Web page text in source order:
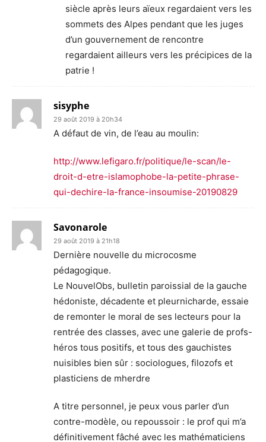
siècle après leurs aïeux regardaient vers les
sommets des Alpes pendant que les juges
d’un gouvernement de rencontre
regardaient ailleurs vers les précipices de la
patrie !
sisyphe
29 août 2019 à 20h34
A défaut de vin, de l’eau au moulin:
http://www.lefigaro.fr/politique/le-scan/le-
droit-d-etre-islamophobe-la-petite-phrase-
qui-dechire-la-france-insoumise-20190829
Savonarole
29 août 2019 à 21h18
Dernière nouvelle du microcosme
pédagogique.
Le NouvelObs, bulletin paroissial de la gauche
hédoniste, décadente et pleurnicharde, essaie
de remonter le moral de ses lecteurs pour la
rentrée des classes, avec une galerie de profs-
héros tous positifs, et tous des gauchistes
nuisibles bien sûr : sociologues, filozofs et
plasticiens de mherdre
A titre personnel, je peux vous parler d’un
contre-modèle, ou repoussoir : le prof qui m’a
définitivement fâché avec les mathématiciens